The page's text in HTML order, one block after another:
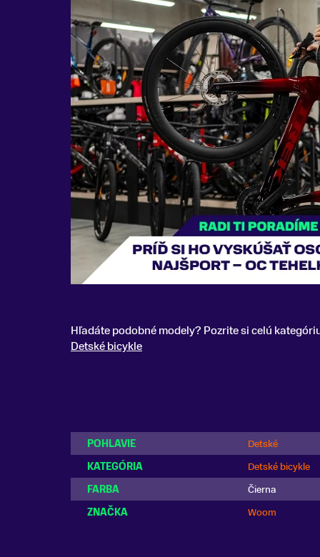
Hľadáte podobné modely? Pozrite si celú
Detské bicykle
POHLAVIE Detské
KATEGÓRIA
Detské bicykle
FARBA
Čierna
ZNAČKA
Woom